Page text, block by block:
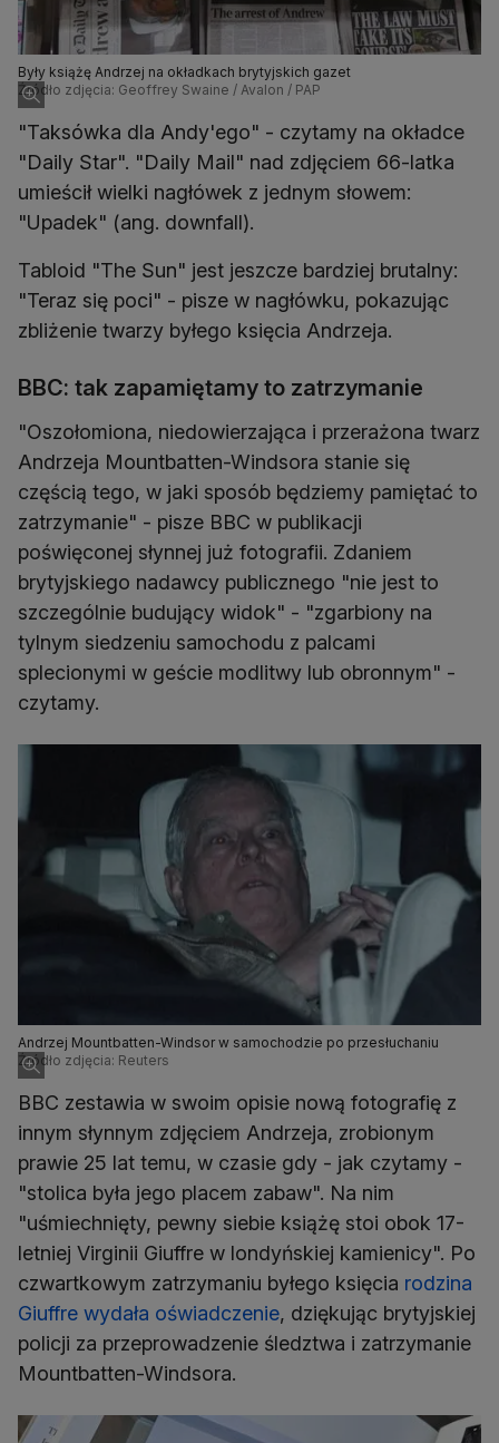
Były książę Andrzej na okładkach brytyjskich gazet
Źródło zdjęcia: Geoffrey Swaine / Avalon / PAP
"Taksówka dla Andy'ego" - czytamy na okładce
"Daily Star". "Daily Mail" nad zdjęciem 66-latka
umieścił wielki nagłówek z jednym słowem:
"Upadek" (ang. downfall).
Tabloid "The Sun" jest jeszcze bardziej brutalny:
"Teraz się poci" - pisze w nagłówku, pokazując
zbliżenie twarzy byłego księcia Andrzeja.
BBC: tak zapamiętamy to zatrzymanie
"Oszołomiona, niedowierzająca i przerażona twarz
Andrzeja Mountbatten-Windsora stanie się
częścią tego, w jaki sposób będziemy pamiętać to
zatrzymanie" - pisze BBC w publikacji
poświęconej słynnej już fotografii. Zdaniem
brytyjskiego nadawcy publicznego "nie jest to
szczególnie budujący widok" - "zgarbiony na
tylnym siedzeniu samochodu z palcami
splecionymi w geście modlitwy lub obronnym" -
czytamy.
Andrzej Mountbatten-Windsor w samochodzie po przesłuchaniu
Źródło zdjęcia: Reuters
BBC zestawia w swoim opisie nową fotografię z
innym słynnym zdjęciem Andrzeja, zrobionym
prawie 25 lat temu, w czasie gdy - jak czytamy -
"stolica była jego placem zabaw". Na nim
"uśmiechnięty, pewny siebie książę stoi obok 17-
letniej Virginii Giuffre w londyńskiej kamienicy". Po
czwartkowym zatrzymaniu byłego księcia rodzina
Giuffre wydała oświadczenie, dziękując brytyjskiej
policji za przeprowadzenie śledztwa i zatrzymanie
Mountbatten-Windsora.